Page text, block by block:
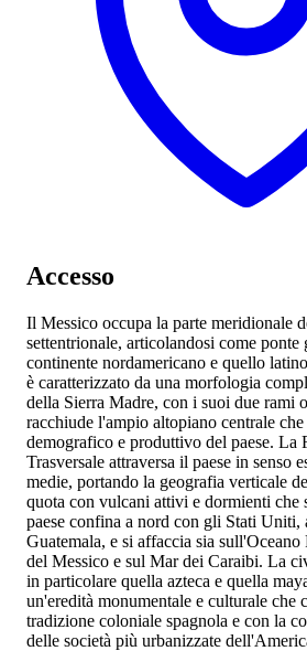
Accesso
Il Messico occupa la parte meridionale
settentrionale, articolandosi come ponte
continente nordamericano e quello
è caratterizzato da una morfologia
della Sierra Madre, con i suoi due rami
racchiude l'ampio altopiano centrale
demografico e produttivo del paese. La
Trasversale attraversa il paese in senso
medie, portando la geografia verticale
quota con vulcani attivi e dormienti che
paese confina a nord con gli Stati Uniti,
Guatemala, e si affaccia sia
del Messico e sul Mar dei Caraibi. La
in particolare quella azteca e quella
un'eredità monumentale e culturale che
tradizione coloniale spagnola e con la
delle società più urbanizzate